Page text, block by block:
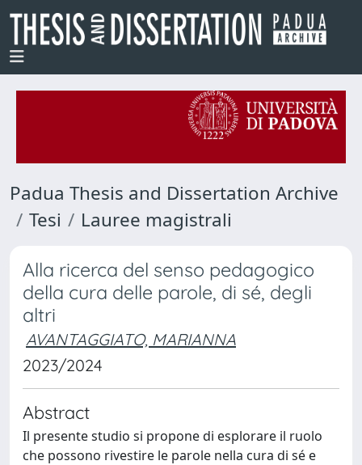
Padua Thesis and Dissertation Archive
Tesi
Lauree magistrali
Alla ricerca del senso pedagogico
della cura delle parole, di sé, degli
altri
AVANTAGGIATO, MARIANNA
2023/2024
Abstract
Il presente studio si propone di esplorare il ruolo
che possono rivestire le parole nella cura di sé e